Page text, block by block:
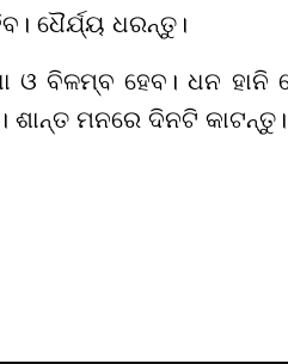
ଧୈର୍ଯ୍ୟ ଧରନ୍ତୁ।
ଓ ବିଳମ୍ବ ହେବ। ଧନ ହାନି
ଶାନ୍ତ ମନରେ ଦିନଟି କାଟନ୍ତୁ।